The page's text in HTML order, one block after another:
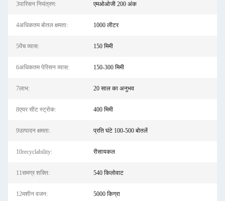
3पारिसन नियंत्रण: एमओओजी 200 अंक
4अधिकतम बोतल क्षमता: 1000 लीटर
5पेंच व्यास: 150 मिमी
6अधिकतम पेरिसन व्यास: 150-300 मिमी
7लाभ: 20 साल का अनुभव
8एयर सीट स्ट्रोक: 400 मिमी
9उत्पादन क्षमता: प्रति घंटे 100-500 बोतलें
10recyclability: रीसायकल
11समग्र शक्ति: 540 किलोवाट
12मशीन वजन: 5000 किग्रा